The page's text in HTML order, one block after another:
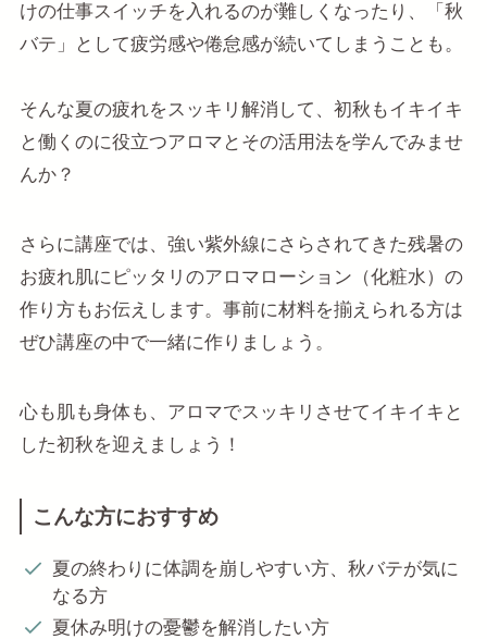
けの仕事スイッチを入れるのが難しくなったり、「秋
バテ」として疲労感や倦怠感が続いてしまうことも。
そんな夏の疲れをスッキリ解消して、初秋もイキイキ
と働くのに役立つアロマとその活用法を学んでみませ
んか？
さらに講座では、強い紫外線にさらされてきた残暑の
お疲れ肌にピッタリのアロマローション（化粧水）の
作り方もお伝えします。事前に材料を揃えられる方は
ぜひ講座の中で一緒に作りましょう。
心も肌も身体も、アロマでスッキリさせてイキイキと
した初秋を迎えましょう！
こんな方におすすめ
夏の終わりに体調を崩しやすい方、秋バテが気に
なる方
夏休み明けの憂鬱を解消したい方